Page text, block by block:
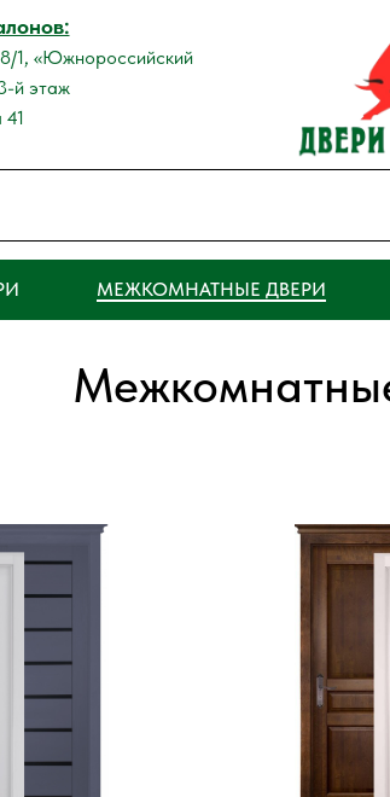
1, «Южнороссийский
й этаж
МЕЖКОМНАТНЫЕ ДВЕРИ